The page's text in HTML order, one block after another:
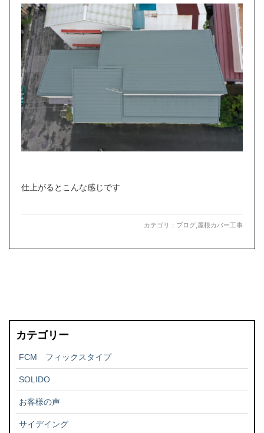
仕上がるとこんな感じです
カテゴリ： ブログ 屋根カバー工事
カテゴリー
FCM フィックスタイプ
SOLIDO
お客様の声
サイデイング